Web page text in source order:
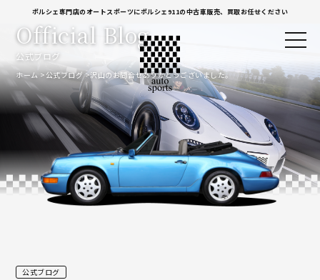
ポルシェ専門店のオートスポーツにポルシェ911の中古車販売、買取お任せください
公式ブログ
Official Blog
ホーム 公式ブログ 沢山のお問合せありがとうございました。
公式ブログ